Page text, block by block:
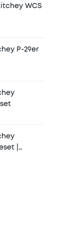
WCS
P-29er
|